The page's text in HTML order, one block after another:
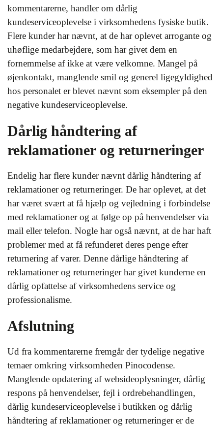
kommentarerne, handler om dårlig
kundeserviceoplevelse i virksomhedens fysiske butik.
Flere kunder har nævnt, at de har oplevet arrogante og
uhøflige medarbejdere, som har givet dem en
fornemmelse af ikke at være velkomne. Mangel på
øjenkontakt, manglende smil og generel ligegyldighed
hos personalet er blevet nævnt som eksempler på den
negative kundeserviceoplevelse.
Dårlig håndtering af
reklamationer og returneringer
Endelig har flere kunder nævnt dårlig håndtering af
reklamationer og returneringer. De har oplevet, at det
har været svært at få hjælp og vejledning i forbindelse
med reklamationer og at følge op på henvendelser via
mail eller telefon. Nogle har også nævnt, at de har haft
problemer med at få refunderet deres penge efter
returnering af varer. Denne dårlige håndtering af
reklamationer og returneringer har givet kunderne en
dårlig opfattelse af virksomhedens service og
professionalisme.
Afslutning
Ud fra kommentarerne fremgår der tydelige negative
temaer omkring virksomheden Pinocodense.
Manglende opdatering af websideoplysninger, dårlig
respons på henvendelser, fejl i ordrebehandlingen,
dårlig kundeserviceoplevelse i butikken og dårlig
håndtering af reklamationer og returneringer er de